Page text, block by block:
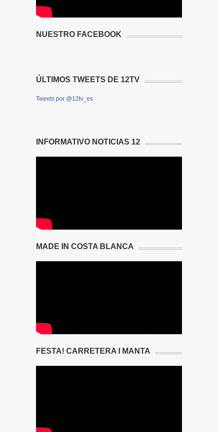
NUESTRO FACEBOOK
ÚLTIMOS TWEETS DE 12TV
Tweets por @12tv_es
INFORMATIVO NOTICIAS 12
MADE IN COSTA BLANCA
FESTA! CARRETERA I MANTA